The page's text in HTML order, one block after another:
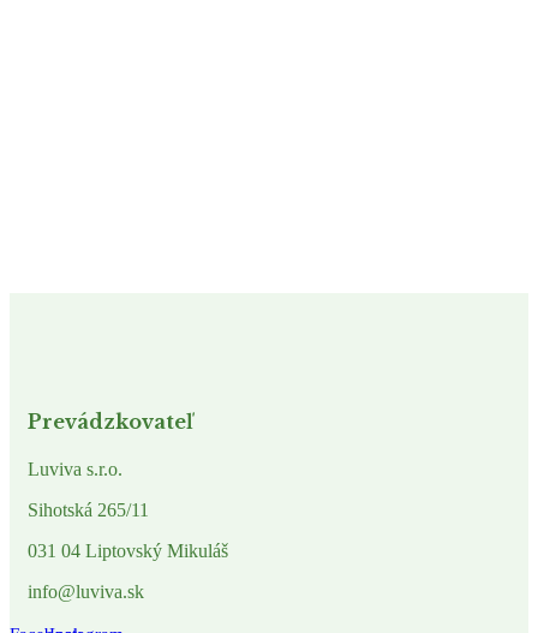
Prevádzkovateľ
Luviva s.r.o.
Sihotská 265/11
031 04 Liptovský Mikuláš
info@luviva.sk